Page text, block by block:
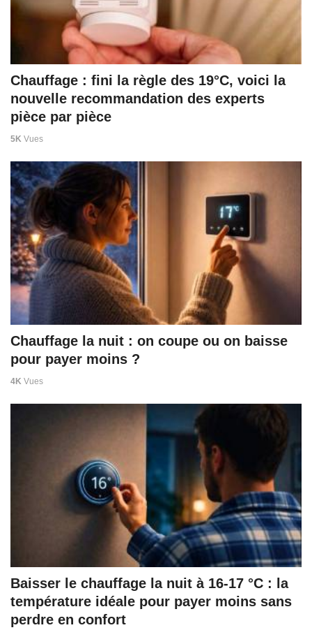
Chauffage : fini la règle des 19°C, voici la
nouvelle recommandation des experts
pièce par pièce
5K Vues
Chauffage la nuit : on coupe ou on baisse
pour payer moins ?
4K Vues
Baisser le chauffage la nuit à 16-17 °C : la
température idéale pour payer moins sans
perdre en confort